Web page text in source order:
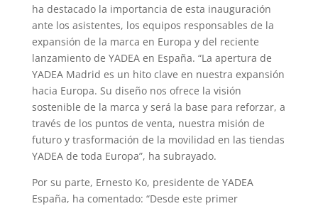
ha destacado la importancia de esta inauguración
ante los asistentes, los equipos responsables de la
expansión de la marca en Europa y del reciente
lanzamiento de YADEA en España. “La apertura de
YADEA Madrid es un hito clave en nuestra expansión
hacia Europa. Su diseño nos ofrece la visión
sostenible de la marca y será la base para reforzar, a
través de los puntos de venta, nuestra misión de
futuro y trasformación de la movilidad en las tiendas
YADEA de toda Europa”, ha subrayado.
Por su parte, Ernesto Ko, presidente de YADEA
España, ha comentado: “Desde este primer